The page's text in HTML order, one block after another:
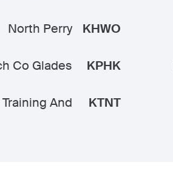
KHWO
North Perry
KPHK
Co Glades
KTNT
And